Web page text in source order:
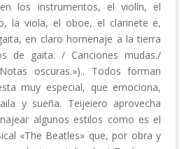
los instrumentos, el violín, el
la viola, el oboe, el clarinete e,
en claro homenaje a la tierra
de gaita. / Canciones mudas./
oscuras.»).. Todos forman
muy especial, que emociona,
y sueña. Teijeiero aprovecha
algunos estilos como es el
«The Beatles» que, por obra y